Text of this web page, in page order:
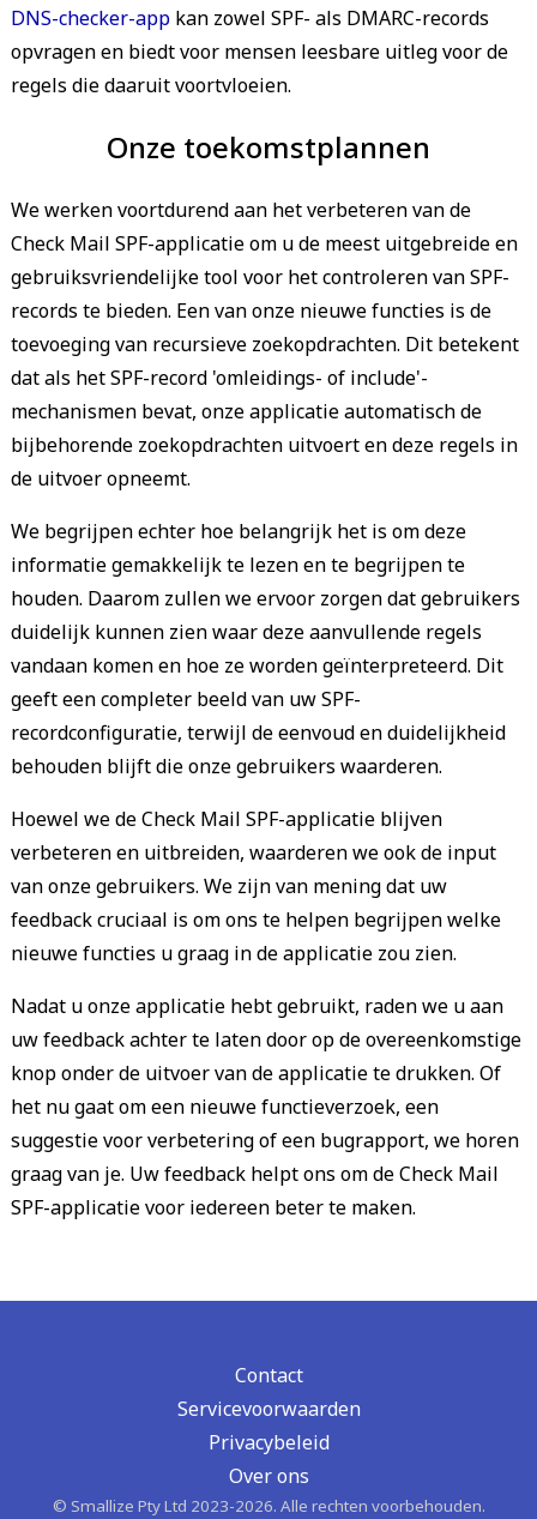
DNS-checker-app kan zowel SPF- als DMARC-records
opvragen en biedt voor mensen leesbare uitleg voor de
regels die daaruit voortvloeien.
Onze toekomstplannen
We werken voortdurend aan het verbeteren van de
Check Mail SPF-applicatie om u de meest uitgebreide en
gebruiksvriendelijke tool voor het controleren van SPF-
records te bieden. Een van onze nieuwe functies is de
toevoeging van recursieve zoekopdrachten. Dit betekent
dat als het SPF-record 'omleidings- of include'-
mechanismen bevat, onze applicatie automatisch de
bijbehorende zoekopdrachten uitvoert en deze regels in
de uitvoer opneemt.
We begrijpen echter hoe belangrijk het is om deze
informatie gemakkelijk te lezen en te begrijpen te
houden. Daarom zullen we ervoor zorgen dat gebruikers
duidelijk kunnen zien waar deze aanvullende regels
vandaan komen en hoe ze worden geïnterpreteerd. Dit
geeft een completer beeld van uw SPF-
recordconfiguratie, terwijl de eenvoud en duidelijkheid
behouden blijft die onze gebruikers waarderen.
Hoewel we de Check Mail SPF-applicatie blijven
verbeteren en uitbreiden, waarderen we ook de input
van onze gebruikers. We zijn van mening dat uw
feedback cruciaal is om ons te helpen begrijpen welke
nieuwe functies u graag in de applicatie zou zien.
Nadat u onze applicatie hebt gebruikt, raden we u aan
uw feedback achter te laten door op de overeenkomstige
knop onder de uitvoer van de applicatie te drukken. Of
het nu gaat om een nieuwe functieverzoek, een
suggestie voor verbetering of een bugrapport, we horen
graag van je. Uw feedback helpt ons om de Check Mail
SPF-applicatie voor iedereen beter te maken.
Contact
Servicevoorwaarden
Privacybeleid
Over ons
© Smallize Pty Ltd 2023-2026. Alle rechten voorbehouden.